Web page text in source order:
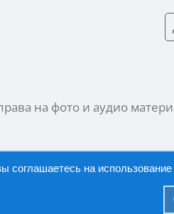
на фото и аудио
соглашаетесь на